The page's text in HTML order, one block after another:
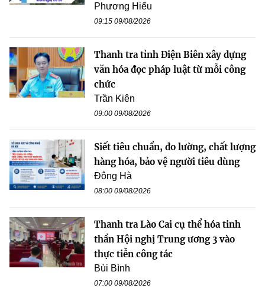
Phương Hiếu
09:15 09/08/2026
Thanh tra tỉnh Điện Biên xây dựng
văn hóa đọc pháp luật từ mỗi công
chức
Trần Kiên
09:00 09/08/2026
Siết tiêu chuẩn, đo lường, chất lượng
hàng hóa, bảo vệ người tiêu dùng
Đông Hà
08:00 09/08/2026
Thanh tra Lào Cai cụ thể hóa tinh
thần Hội nghị Trung ương 3 vào
thực tiễn công tác
Bùi Bình
07:00 09/08/2026